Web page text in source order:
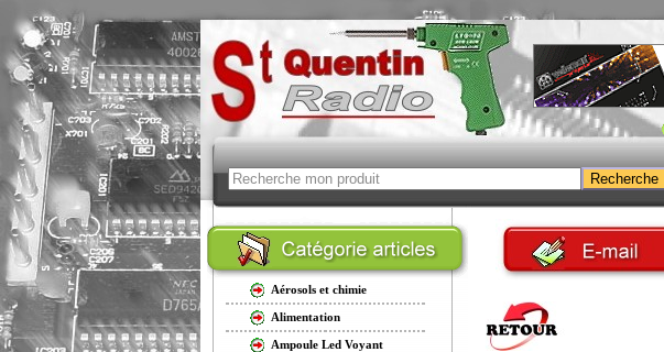
Aérosols et chimie
Alimentation
Ampoule Led Voyant